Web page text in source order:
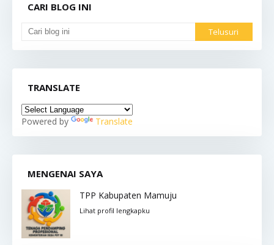
CARI BLOG INI
TRANSLATE
Powered by Translate
MENGENAI SAYA
TPP Kabupaten Mamuju
Lihat profil lengkapku